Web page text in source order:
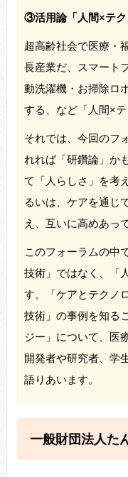
③活用論「人間×テク
超高齢社会で医療・
長産業だ、スマート
動洗濯機・お掃除ロ
する、など「人間×
それでは、今回のフ
れれば「研鑽論」か
て「人らしさ」を考
るいは、ケアを通じ
え、互いに高めあっ
このフォーラムの中
技術」ではなく、「
す。「ケアとテクノ
技術」の事例を知る
ジー」について、医
開発者や研究者、学
語りあいます。
一般財団法人た